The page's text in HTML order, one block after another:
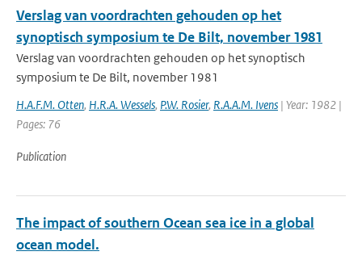
Verslag van voordrachten gehouden op het
synoptisch symposium te De Bilt, november 1981
Verslag van voordrachten gehouden op het synoptisch
symposium te De Bilt, november 1981
H.A.F.M. Otten, H.R.A. Wessels, P.W. Rosier, R.A.A.M. Ivens | Year: 1982 |
Pages: 76
Publication
The impact of southern Ocean sea ice in a global
ocean model.